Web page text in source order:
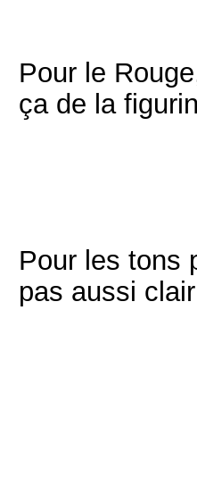
Pour le
ça de la
Pour les tons
pas aussi